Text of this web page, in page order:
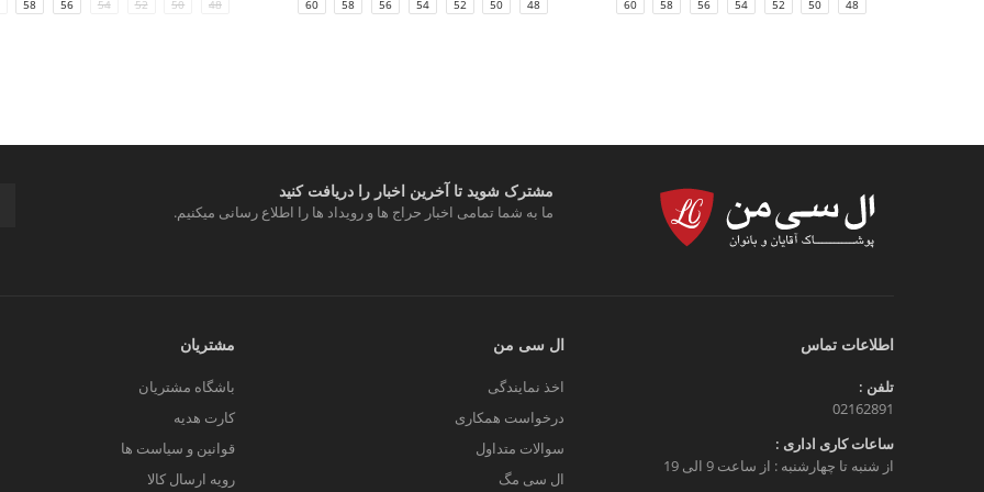
48
50
52
54
56
58
60
48
50
52
54
56
58
60
48
50
52
54
56
58
مشترک شوید تا آخرین اخبار را دریافت کنید
ما به شما تمامی اخبار حراج ها و رویداد ها را اطلاع رسانی میکنیم.
اطلاعات تماس
تلفن :
02162891
ساعات کاری اداری :
از شنبه تا چهارشنبه : از ساعت 9 الی 19
ال سی من
اخذ نمایندگی
درخواست همکاری
سوالات متداول
ال سی مگ
مشتریان
باشگاه مشتریان
کارت هدیه
قوانین و سیاست ها
رویه ارسال کالا